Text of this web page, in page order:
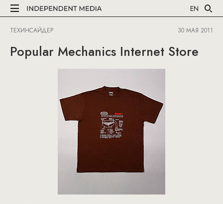
EN
ТЕХИНСАЙДЕР 30 МАЯ 2011
Popular Mechanics Internet Store